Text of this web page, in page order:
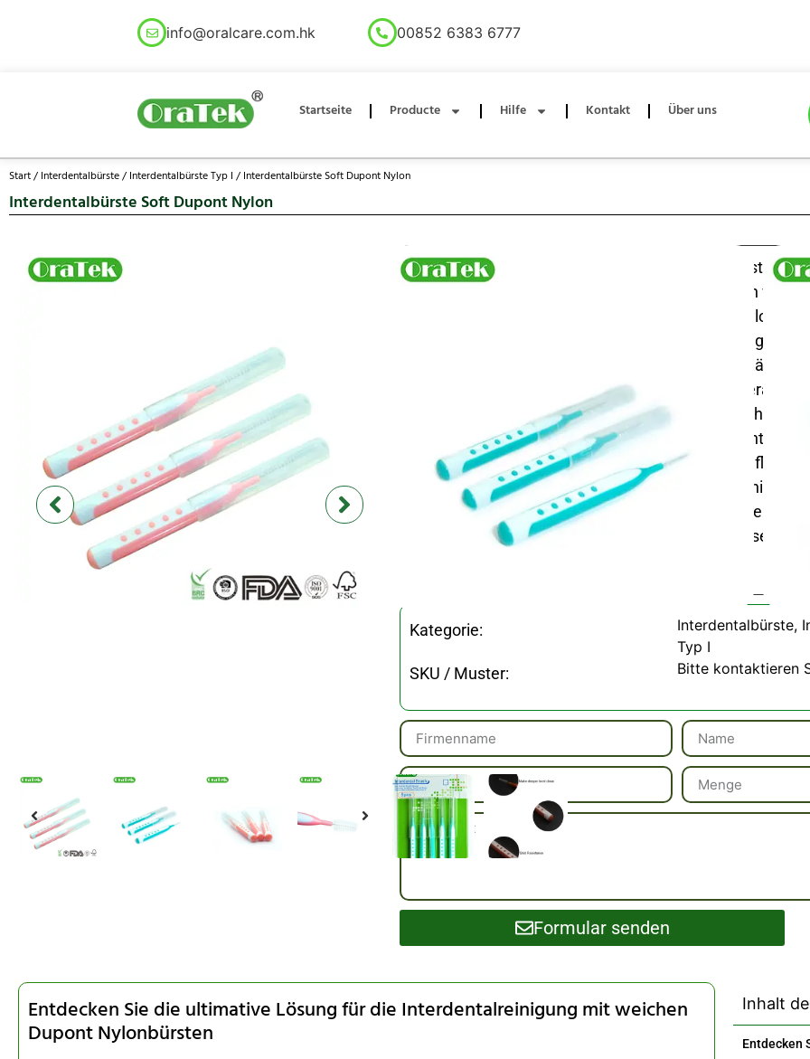
info@oralcare.com.hk 00852 6383 6777
Startseite Producte Hilfe Kontakt Über uns
Start/ Interdentalbürste/ Interdentalbürste Typ I / Interdentalbürste Soft Dupont Nylon
Interdentalbürste Soft Dupont Nylon
Entdecken Sie die hochwertige Interdentalbürste
eine sanfte und effektive Mundpflege. Diese fein
Borsten aus hochwertigem Dupont-Nylon
unvergleichliche Haltbarkeit, Plaque-Entfernung und
ohne Irritationen – ideal bei empfindlichen Zähnen,
Zahnspangen, Brücken oder nach
kunststoffummantelte Draht sorgt für eine sichere
zugänglichen Zahnzwischenräumen und entfernt bis zu
als Zähneputzen allein, um Karies,
Mundgeruch zu verhindern. Sie sind hygienisch
widerstehen Bakterien für nachhaltige Hygiene.
Essential für die gründliche Reinigung, wo Zahnseide
Kategorie: Interdentalbürste,
Typ I
SKU / Muster: Bitte kontaktieren
Formular senden
Entdecken Sie die ultimative Lösung für die Interdentalreinigung mit weichen
Dupont Nylonbürsten
Inhalt